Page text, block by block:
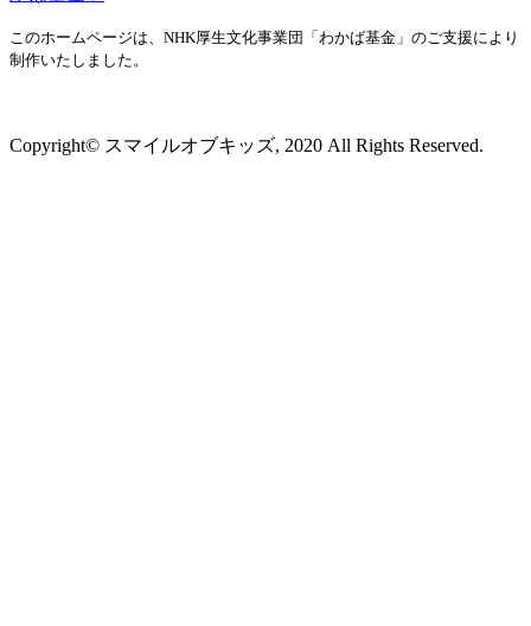
このホームページは、NHK厚生文化事業団「わかば基金」のご支援により
制作いたしました。
Copyright© スマイルオブキッズ, 2020 All Rights Reserved.